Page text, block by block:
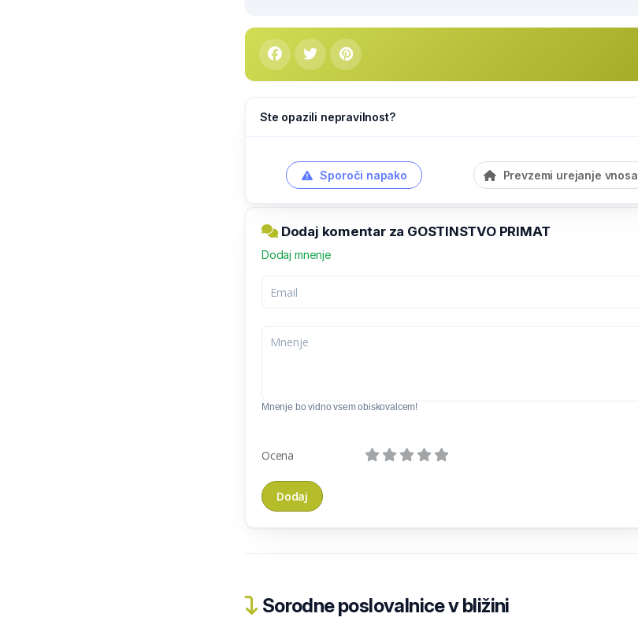
Ste opazili nepravilnost?
Sporoči napako Prevzemi urejanje vnosa
Dodaj komentar za GOSTINSTVO PRIMAT
Dodaj mnenje
Mnenje bo vidno vsem obiskovalcem!
Ocena
Sorodne poslovalnice v bližini